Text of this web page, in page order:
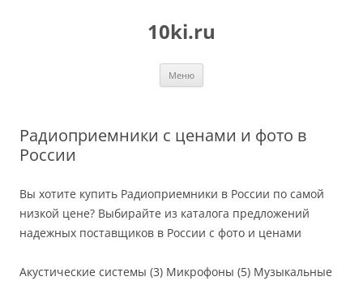
10ki.ru
Меню
Радиоприемники с ценами и фото в
России
Вы хотите купить Радиоприемники в России по самой
низкой цене? Выбирайте из каталога предложений
надежных поставщиков в России с фото и ценами
Акустические системы (3) Микрофоны (5) Музыкальные